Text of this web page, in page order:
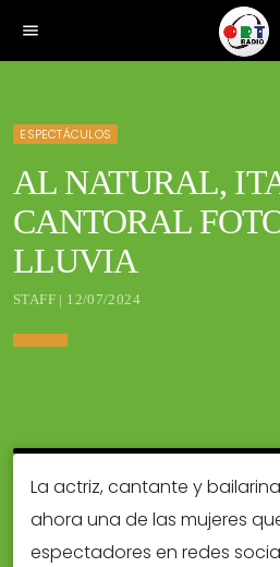
menu
ESPECTÁCULOS
AL NATURAL,
CANTORAL
LLUVIA
STAFF | 12/07/2024
La actriz, cantante y
ahora una de las mujeres
espectadores en redes